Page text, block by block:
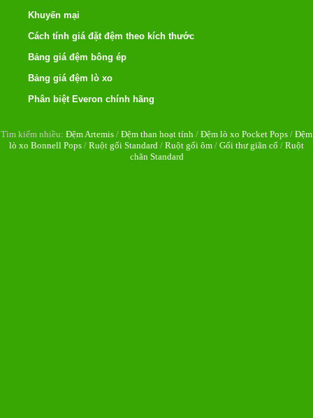
Khuyến mại
Cách tính giá đặt đệm theo kích thước
Bảng giá đệm bông ép
Bảng giá đệm lò xo
Phân biệt Everon chính hãng
Tìm kiếm nhiều: Đệm Artemis / Đệm than hoạt tính / Đệm lò xo Pocket Pops / Đệm
lò xo Bonnell Pops / Ruột gối Standard / Ruột gối ôm / Gối thư giãn cổ / Ruột
chăn Standard